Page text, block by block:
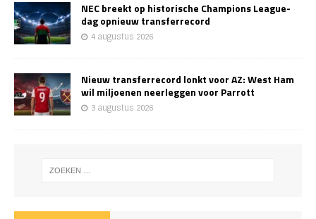
NEC breekt op historische Champions League-
dag opnieuw transferrecord
4 augustus 2026
Nieuw transferrecord lonkt voor AZ: West Ham
wil miljoenen neerleggen voor Parrott
3 augustus 2026